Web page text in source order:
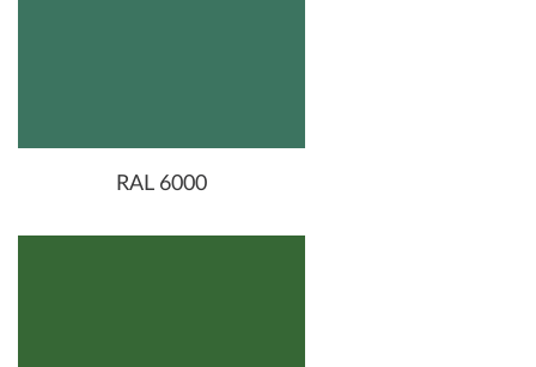
RAL 6000